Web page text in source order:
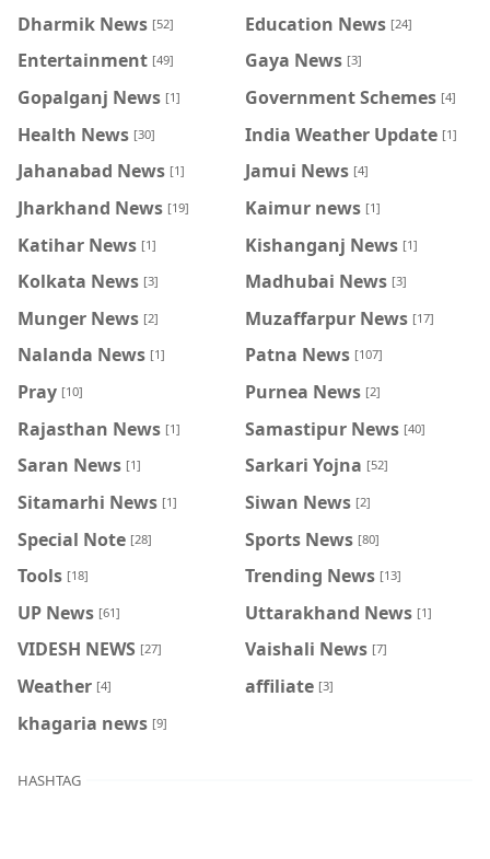
Dharmik News [52] Education News [24]
Entertainment [49] Gaya News [3]
Gopalganj News [1] Government Schemes [4]
Health News [30] India Weather Update [1]
Jahanabad News [1] Jamui News [4]
Jharkhand News [19] Kaimur news [1]
Katihar News [1] Kishanganj News [1]
Kolkata News [3] Madhubai News [3]
Munger News [2] Muzaffarpur News [17]
Nalanda News [1] Patna News [107]
Pray [10] Purnea News [2]
Rajasthan News [1] Samastipur News [40]
Saran News [1] Sarkari Yojna [52]
Sitamarhi News [1] Siwan News [2]
Special Note [28] Sports News [80]
Tools [18] Trending News [13]
UP News [61] Uttarakhand News [1]
VIDESH NEWS [27] Vaishali News [7]
Weather [4] affiliate [3]
khagaria news [9]
HASHTAG